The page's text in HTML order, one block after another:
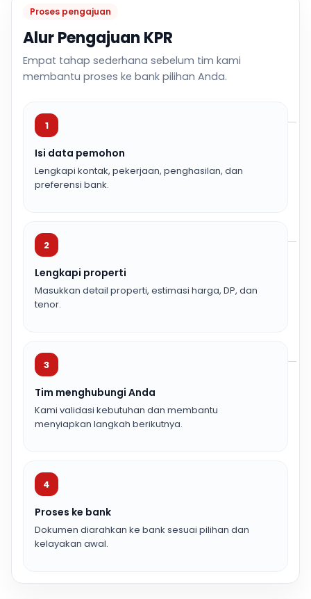
Proses pengajuan
Alur Pengajuan KPR
Empat tahap sederhana sebelum tim kami
membantu proses ke bank pilihan Anda.
1
Isi data pemohon
Lengkapi kontak, pekerjaan, penghasilan, dan
preferensi bank.
2
Lengkapi properti
Masukkan detail properti, estimasi harga, DP, dan
tenor.
3
Tim menghubungi Anda
Kami validasi kebutuhan dan membantu
menyiapkan langkah berikutnya.
4
Proses ke bank
Dokumen diarahkan ke bank sesuai pilihan dan
kelayakan awal.